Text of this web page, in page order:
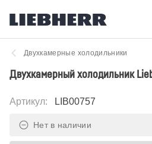
Двухкамерные холодильники
Двухкамерный холодильник
Артикул: LIB00757
Нет в наличии